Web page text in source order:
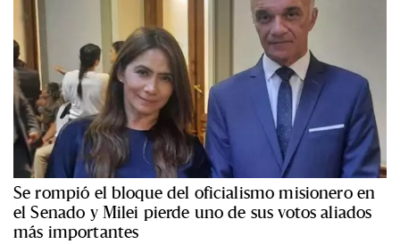
Se rompió el bloque del oficialismo misionero en
el Senado y Milei pierde uno de sus votos aliados
más importantes